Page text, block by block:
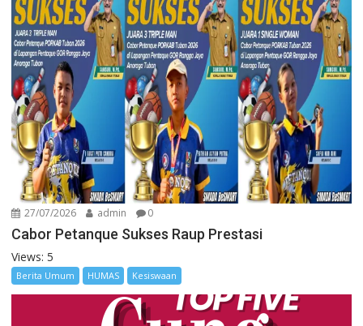
27/07/2026 admin 0
Cabor Petanque Sukses Raup Prestasi
Views: 5
Berita Umum HUMAS Kesiswaan